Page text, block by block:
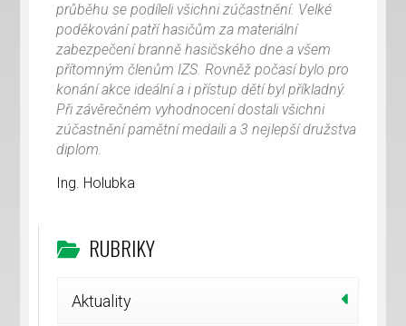
průběhu se podíleli všichni zúčastnění. Velké
poděkování patří hasičům za materiální
zabezpečení branně hasičského dne a všem
přítomným členům IZS. Rovněž počasí bylo pro
konání akce ideální a i přístup dětí byl příkladný.
Při závěrečném vyhodnocení dostali všichni
zúčastnění pamětní medaili a 3 nejlepší družstva
diplom.
Ing. Holubka
RUBRIKY
Aktuality